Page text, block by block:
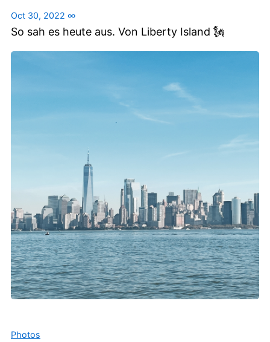
Oct 30, 2022 ∞
So sah es heute aus. Von Liberty Island 🗽
Photos